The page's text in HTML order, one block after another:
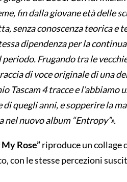
fin dalla giovane età delle
senza conoscenza teorica e
dipendenza per la
Frugando tra le
di voce originale di una
Tascam 4 tracce e l’abbiamo
quegli anni, e sopperire la
nuovo album “Entropy”».
Rose”riproduce un collage
con le stesse percezioni